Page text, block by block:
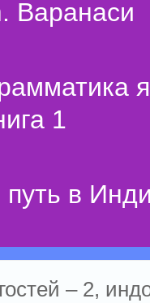
Варанаси
1
путь в
– 2,